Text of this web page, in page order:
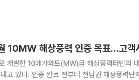
트(1.91%) 내린 6690.
10MW 해상풍력 인증 목표…고객
개발한 10메가와트(MW)급 해상풍력터빈의
고 있다. 인증 완료 전부터 전남권 해상풍력단